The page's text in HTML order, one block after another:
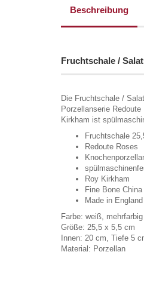
Beschreibung
Fruchtschale /
Die Fruchtschale /
Porzellanserie
Kirkham ist
Fruchtschale
Redoute Roses
Roy Kirkham
Fine Bone China
Made in England
Farbe: weiß, mehrfarbig
Größe: 25,5 x 5,5 cm
Innen: 20 cm, Tiefe 5
Material: Porzellan